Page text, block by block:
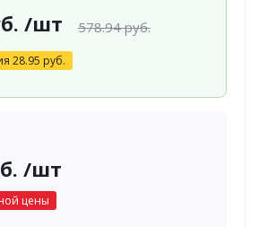
/шт 578.94руб.
28.95 руб.
/шт
цены